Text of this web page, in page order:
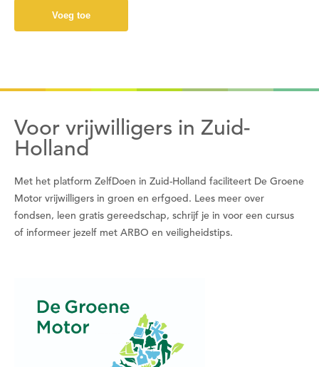
Voeg toe
Voor vrijwilligers in Zuid-
Holland
Met het platform ZelfDoen in Zuid-Holland faciliteert De Groene
Motor vrijwilligers in groen en erfgoed. Lees meer over
fondsen, leen gratis gereedschap, schrijf je in voor een cursus
of informeer jezelf met ARBO en veiligheidstips.
Om gereedschap te kunnen lenen moet je ingelogd
Om gereedschap te kunnen lenen moet je eerst
een datum kiezen
Wil je nu een datum kiezen?